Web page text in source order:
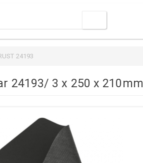
24193
24193/ 3 x 250 x 210mm